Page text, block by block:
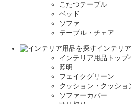
こたつテーブル
ベッド
ソファ
テーブル・チェア
インテリ
インテリア用品トップ
照明
フェイクグリーン
クッション・クッショ
ソファーカバー